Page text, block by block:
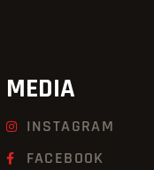
MEDIA
INSTAGRAM
FACEBOOK